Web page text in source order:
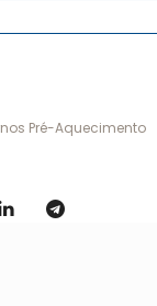
Pré-Aquecimento